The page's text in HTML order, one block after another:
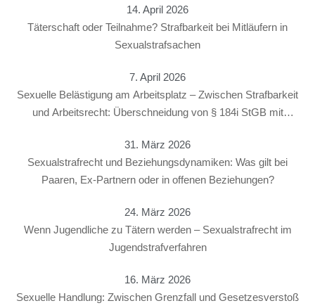
14. April 2026
Täterschaft oder Teilnahme? Strafbarkeit bei Mitläufern in
Sexualstrafsachen
7. April 2026
Sexuelle Belästigung am Arbeitsplatz – Zwischen Strafbarkeit
und Arbeitsrecht: Überschneidung von § 184i StGB mit
31. März 2026
Sexualstrafrecht und Beziehungsdynamiken: Was gilt bei
Paaren, Ex-Partnern oder in offenen Beziehungen?
24. März 2026
Wenn Jugendliche zu Tätern werden – Sexualstrafrecht im
Jugendstrafverfahren
16. März 2026
Sexuelle Handlung: Zwischen Grenzfall und Gesetzesverstoß